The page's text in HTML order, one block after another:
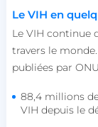
Le VIH en
Le VIH continue
travers le
publiées par
88,4 millions
VIH depuis le